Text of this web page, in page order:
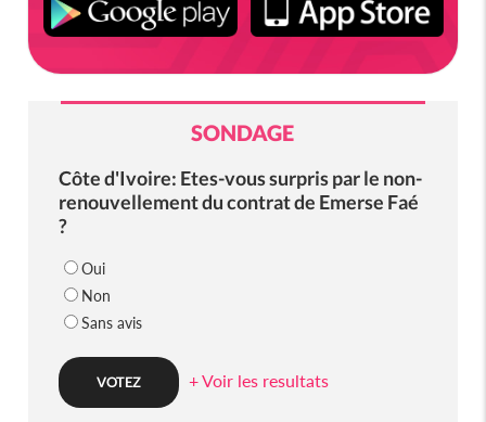
SONDAGE
Côte d'Ivoire: Etes-vous surpris par le non-
renouvellement du contrat de Emerse Faé
?
Oui
Non
Sans avis
+ Voir les resultats